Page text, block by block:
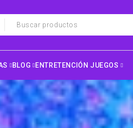
BLOG ENTRETENCIÓN JUEGOS